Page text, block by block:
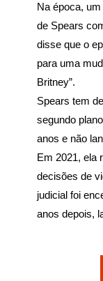
Na época,
de Spears
disse que o
para uma
Britney”.
Spears tem
segundo
anos e não
Em 2021, ela
decisões de
judicial foi
anos depois,